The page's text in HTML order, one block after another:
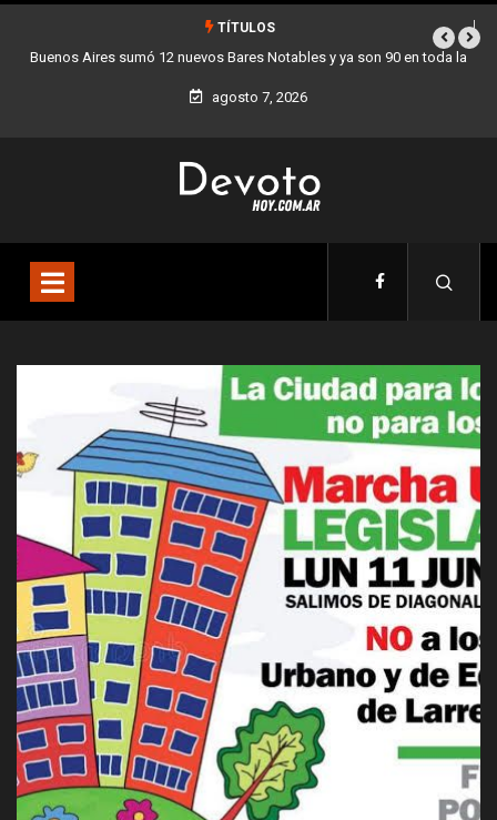
TÍTULOS
Aires sumó 12 nuevos Bares Notables y ya son 90 en toda la
Ciudad
Los
agosto 7, 2026